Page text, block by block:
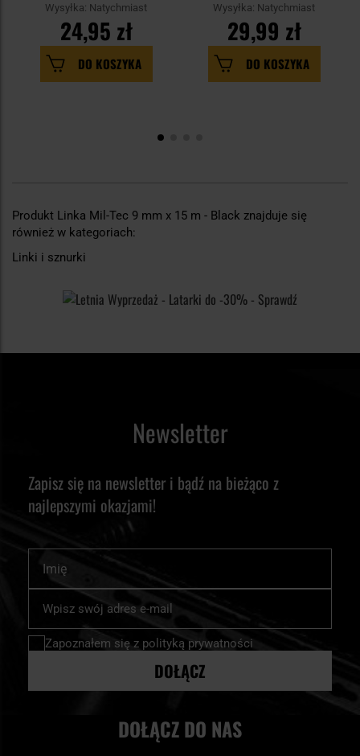
Wysyłka: Natychmiast
24,95 zł
DO KOSZYKA
Wysyłka: Natychmiast
29,99 zł
DO KOSZYKA
Produkt Linka Mil-Tec 9 mm x 15 m - Black znajduje się
również w kategoriach:
Linki i sznurki
Newsletter
Zapisz się na newsletter i bądź na bieżąco z
najlepszymi okazjami!
nasz
newsletter:
Zapoznałem się z polityką prywatności
DOŁĄCZ
DOŁĄCZ DO NAS